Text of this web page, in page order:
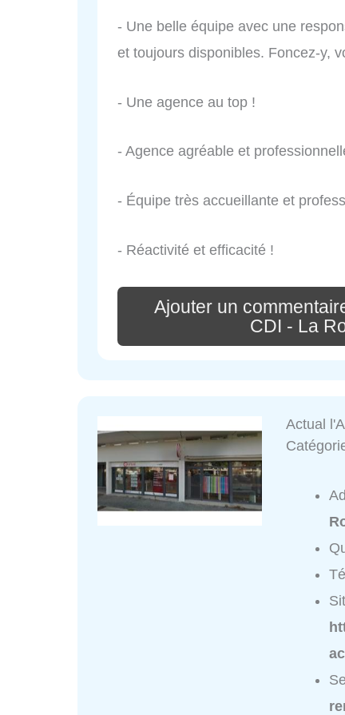
- Une belle équipe avec une
et toujours disponibles. Foncez-y,
- Une agence au top !
- Agence agréable et
- Équipe très accueillante et
- Réactivité et efficacité !
Ajouter un
CDI - La
Actual